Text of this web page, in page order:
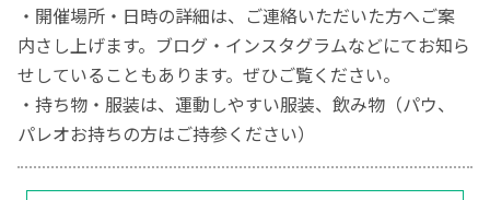
・開催場所・日時の詳細は、ご連絡いただいた方へご案
内さし上げます。ブログ・インスタグラムなどにてお知ら
せしていることもあります。ぜひご覧ください。
・持ち物・服装は、運動しやすい服装、飲み物（パウ、
パレオお持ちの方はご持参ください）